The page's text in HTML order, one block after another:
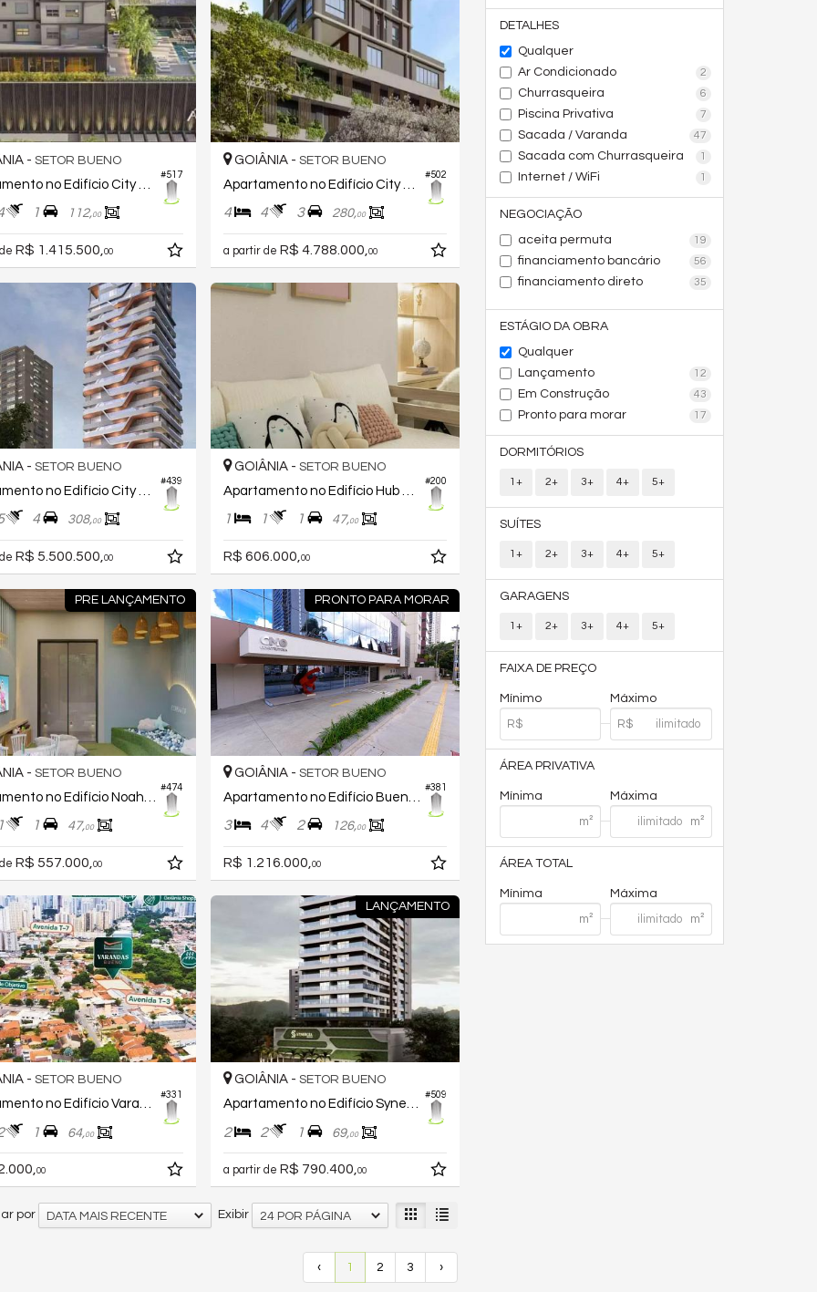
DETALHES
Qualquer
Ar Condicionado
2
Churrasqueira 6
Piscina Privativa 7
Sacada / Varanda 47
Sacada com Churrasqueira 1
Internet / WiFi 1
NEGOCIAÇÃO
aceita permuta
19
financiamento bancário 56
financiamento direto 35
ESTÁGIO DA OBRA
Qualquer
Lançamento
12
Em Construção 43
Pronto para morar 17
DORMITÓRIOS
1+ 2+ 3+ 4+ 5+
SUÍTES
1+ 2+ 3+ 4+ 5+
GARAGENS
1+ 2+ 3+ 4+ 5+
FAIXA DE PREÇO
Mínimo Máximo
ÁREA PRIVATIVA
Mínima Máxima
ÁREA TOTAL
Mínima Máxima
#517
- SETOR BUENO
1 112,00
R$ 1.415.500, 00
#502
GOIÂNIA - SETOR BUENO
4 4 3 280,00
a partir de R$ 4.788.000, 00
#439
- SETOR BUENO
4 308,00
R$ 5.500.500, 00
#200
GOIÂNIA - SETOR BUENO
1 1 1 47,00
R$ 606.000, 00
PRE LANÇAMENTO
#474
- SETOR BUENO
1 47,00
R$ 557.000,00
PRONTO PARA MORAR
#381
GOIÂNIA - SETOR BUENO
3 4 2 126,00
R$ 1.216.000,00
#331
- SETOR BUENO
Apartamento no Edifício Varandas Bueno
1 64,00
00
LANÇAMENTO
#509
GOIÂNIA - SETOR BUENO
Apartamento no Edifício Synergia Bueno
2 2 1 69,00
a partir de R$ 790.400,00
Exibir 24 POR PÁGINA
por DATA MAIS RECENTE
‹ 1 2 3 ›